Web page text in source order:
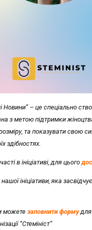
Новини” – це спеціально
з метою підтримки
та показувати свою
здібностях.
в ініціативі, для цього
ініціативи, яка
можетезаповнити формудля
“Стемініст”